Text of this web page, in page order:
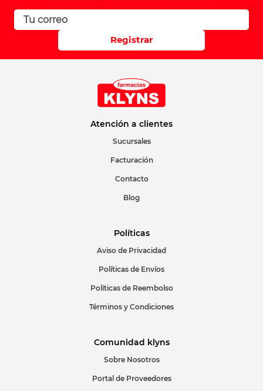
Correo electrónico
Escribir comentario
Registrar
Atención a clientes
Sucursales
Facturación
Contacto
Blog
Políticas
Aviso de Privacidad
Políticas de Envíos
Políticas de Reembolso
Términos y Condiciones
Comunidad klyns
Sobre Nosotros
Portal de Proveedores